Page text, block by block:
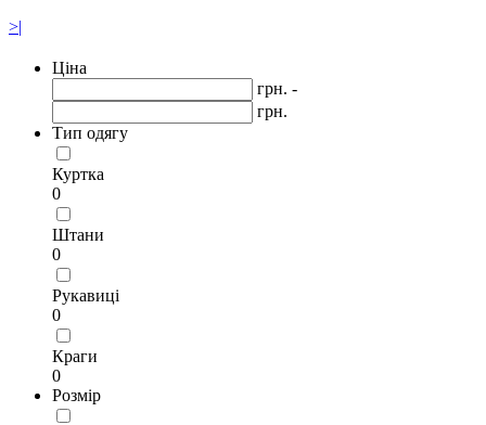
>|
Ціна
грн. -
грн.
Тип одягу
Куртка
0
Штани
0
Рукавиці
0
Краги
0
Розмір